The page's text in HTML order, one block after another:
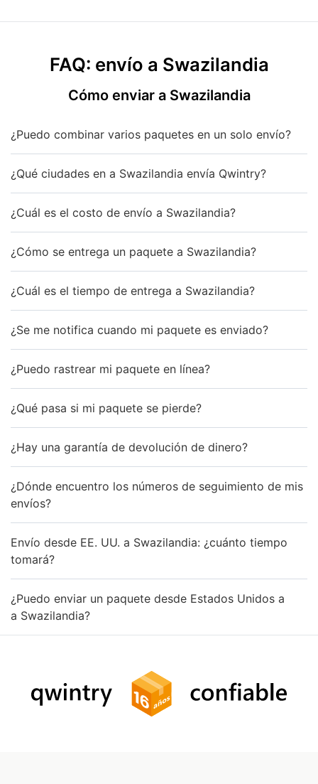
FAQ: envío a Swazilandia
Cómo enviar a Swazilandia
¿Puedo combinar varios paquetes en un solo envío?
¿Qué ciudades en a Swazilandia envía Qwintry?
¿Cuál es el costo de envío a Swazilandia?
¿Cómo se entrega un paquete a Swazilandia?
¿Cuál es el tiempo de entrega a Swazilandia?
¿Se me notifica cuando mi paquete es enviado?
¿Puedo rastrear mi paquete en línea?
¿Qué pasa si mi paquete se pierde?
¿Hay una garantía de devolución de dinero?
¿Dónde encuentro los números de seguimiento de mis
envíos?
Envío desde EE. UU. a Swazilandia: ¿cuánto tiempo
tomará?
¿Puedo enviar un paquete desde Estados Unidos a
a Swazilandia?